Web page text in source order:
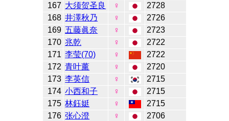
167 大须贺圣良 ♀
2728
168 井澤秋乃 ♀
2726
169 五藤眞奈 ♀
2723
170 兆乾 ♀
2722
171 李莹(70) ♀
2722
172 青叶薰 ♀
2720
173 李英信 ♀
2715
174 小西和子 ♀
2715
175 林鈺娗 ♀
2715
176 张心澄 ♀
2706